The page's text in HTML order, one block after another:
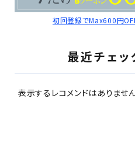
初回登録でMax600円
最近チェッ
表示するレコメンドはありません